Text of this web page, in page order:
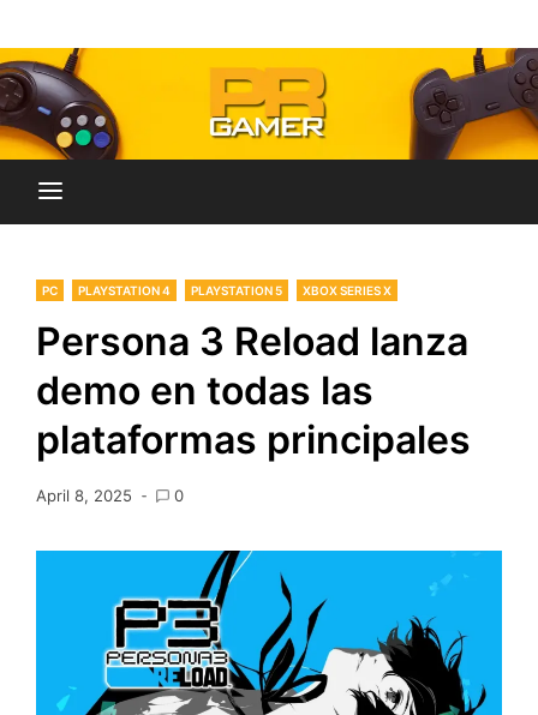
to
contentPR-Gamer
películas y series
PC PLAYSTATION 4 PLAYSTATION 5 XBOX SERIES X
Persona 3 Reload lanza
demo en todas las
plataformas principales
April 8, 2025 0